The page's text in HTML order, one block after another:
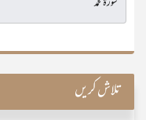
تلاش کریں